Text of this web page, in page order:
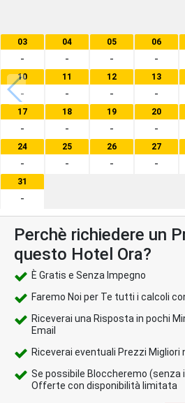
03
-
04
-
05
-
06
-
10
-
11
-
12
-
13
-
17
-
18
-
19
-
20
-
24
-
25
-
26
-
27
-
31
-
Perchè richiedere un
questo Hotel Ora?
È Gratis e Senza Impegno
Faremo Noi per Te tutti i calcoli
Riceverai una Risposta in pochi
Email
Riceverai eventuali Prezzi Migliori
Se possibile Bloccheremo (senza
Offerte con disponibilità limitata